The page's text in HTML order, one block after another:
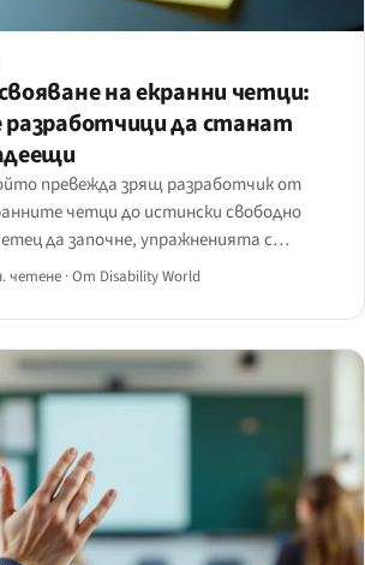
на екранни четци:
да станат
превежда зрящ разработчик от
четци до истински свободно
да започне, упражненията с
преките пътища за разработчици,
четене ·От Disability World